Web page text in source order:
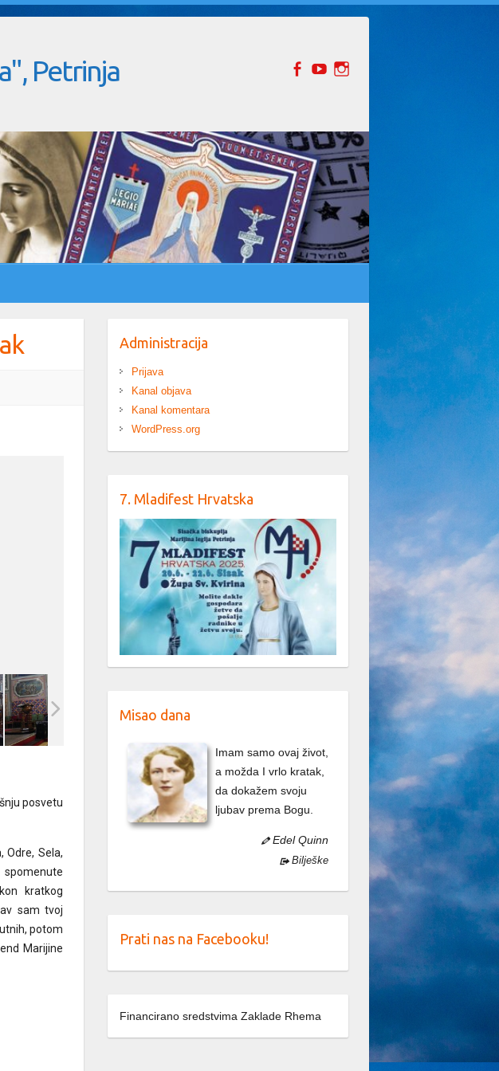
Petrinja
posvetu
Odre, Sela,
spomenute
kratkog
sam tvoj
potom
Marijine
Administracija
Prijava
Kanal objava
Kanal komentara
WordPress.org
7. Mladifest Hrvatska
Misao dana
Imam samo ovaj život,
a možda I vrlo kratak,
da dokažem svoju
ljubav prema Bogu.
Edel Quinn
Bilješke
Prati nas na Facebooku!
Financirano sredstvima Zaklade Rhema